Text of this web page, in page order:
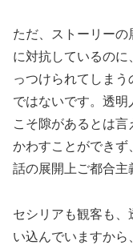
ただ、ストーリーの
に対抗しているの
っつけられてしま
ではないです。透明
こそ隙があるとは
かわすことができず
話の展開上ご都合主
セシリアも観客も
い込んでいますから